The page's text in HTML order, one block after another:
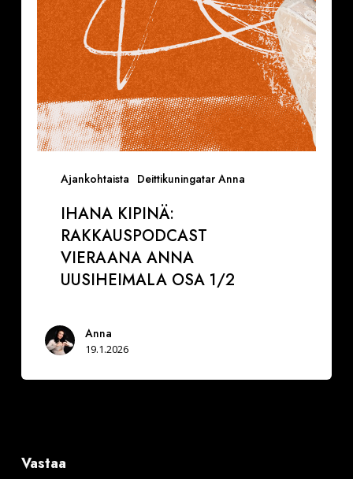
Ajankohtaista Deittikuningatar Anna
IHANA KIPINÄ:
RAKKAUSPODCAST
VIERAANA ANNA
UUSIHEIMALA OSA 1/2
Anna
19.1.2026
Vastaa